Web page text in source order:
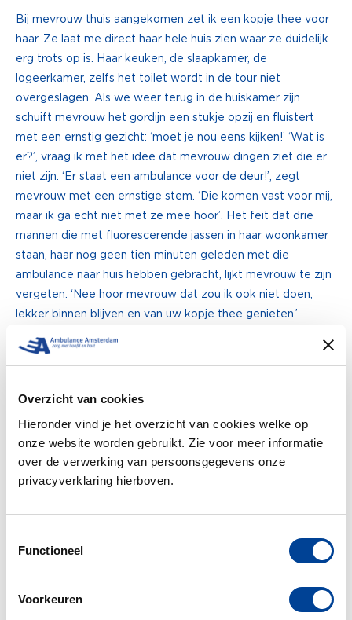
Overzicht van cookies
Hieronder vind je het overzicht van cookies welke op
onze website worden gebruikt. Zie voor meer informatie
over de verwerking van persoonsgegevens onze
privacyverklaring hierboven.
Functioneel
Voorkeuren
Bij mevrouw thuis aangekomen zet ik een kopje thee voor
haar. Ze laat me direct haar hele huis zien waar ze duidelijk
erg trots op is. Haar keuken, de slaapkamer, de
logeerkamer, zelfs het toilet wordt in de tour niet
overgeslagen. Als we weer terug in de huiskamer zijn
schuift mevrouw het gordijn een stukje opzij en fluistert
met een ernstig gezicht: ‘moet je nou eens kijken!’ ‘Wat is
er?’, vraag ik met het idee dat mevrouw dingen ziet die er
niet zijn. ‘Er staat een ambulance voor de deur!’, zegt
mevrouw met een ernstige stem. ‘Die komen vast voor mij,
maar ik ga echt niet met ze mee hoor’. Het feit dat drie
mannen die met fluorescerende jassen in haar woonkamer
staan, haar nog geen tien minuten geleden met die
ambulance naar huis hebben gebracht, lijkt mevrouw te zijn
vergeten. ‘Nee hoor mevrouw dat zou ik ook niet doen,
lekker binnen blijven en van uw kopje thee genieten.’
Als we niets meer voor mevrouw kunnen doen wensen we
haar sterkte en vertrekken. ‘We sturen die ambulance gelijk
glimlach op ons gezicht rijden we de straat uit.
— Matthew, ambulanceverpleegkundige in opleiding op
post Zaandam